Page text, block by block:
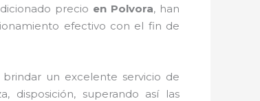
precio en Polvora, han
efectivo con el fin de
un excelente servicio de
disposición, superando así las